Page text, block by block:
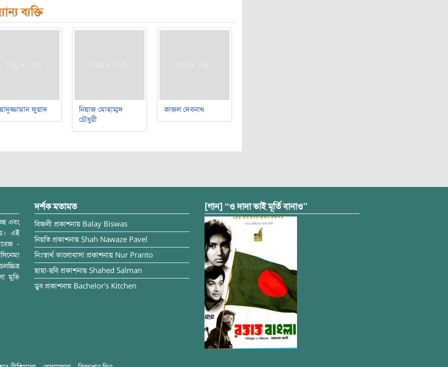
ব্যক্তি
ফুয়াদ
নিয়াজ মোহাম্মদ
চৌধুরী
কাজল দেবনাথ
এবং
এই
-
মুভি
দর্শক মতামত
বিজলী প্রকাশনায় Balay Biswas
নিয়তি প্রকাশনায় Shah Nawaze Pavel
নিঃস্বার্থ ভালোবাসা প্রকাশনায় Nur Pranto
ছায়া-ছবি প্রকাশনায় Shahed Salman
ডুব প্রকাশনায় Bachelor's Kitchen
[গান] “ও দাদা ভাই মূর্তি বানাও”